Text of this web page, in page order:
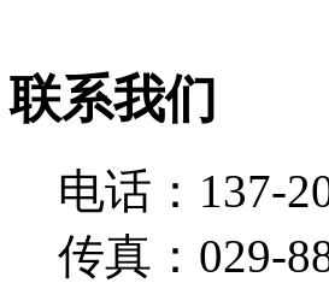
联系我们
电话：137-
传真：029-